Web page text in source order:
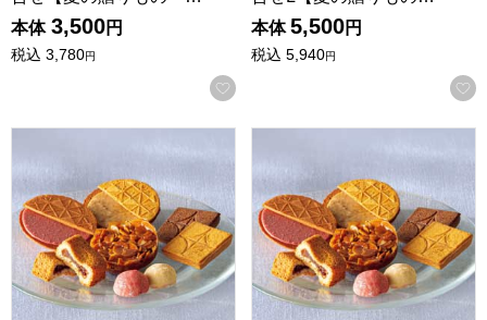
本体 3,500円
税込 3,780円
お気に入りに登録する
本体 5,500円
税込 5,940円